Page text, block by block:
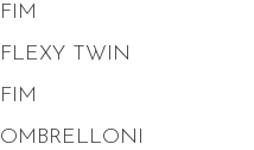
FIM
FLEXY TWIN
FIM
OMBRELLONI